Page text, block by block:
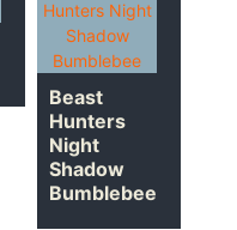
Beast
Hunters
Night
Shadow
Bumblebee